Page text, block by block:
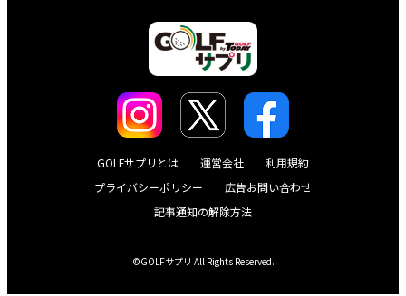
GOLFサプリとは 運営会社
利用規約
プライバシーポリシー
広告お問い合わせ
記事通知の解除方法
©GOLFサプリ All Rights Reserved.